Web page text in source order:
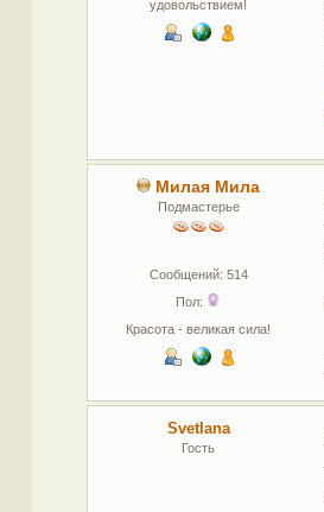
удовольствием!
Милая Мила
Подмастерье
Сообщений: 514
Пол:
Красота - великая сила!
Svetlana
Гость